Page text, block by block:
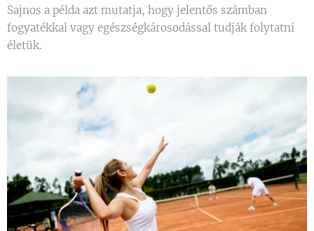
Sajnos a példa azt mutatja, hogy jelentős számban
fogyatékkal vagy egészségkárosodással tudják folytatni
életük.